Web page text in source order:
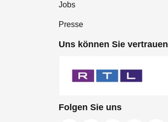
Jobs
Presse
Uns können Sie vertrauen
Folgen Sie uns